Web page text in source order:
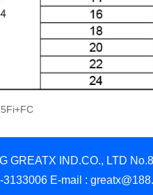
GREATX IND.CO., LTD
E-mail :